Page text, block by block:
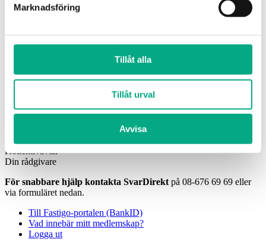
Marknadsföring
Tillåt alla
Tillåt urval
Avvisa
08-676 6900,info@fastigo.se
08-676 6969
svardirekt@fastigo.se
Linkedin-in Twitter Instagram Facebook
kontaktuppgifter till din personliga rådgivare
Kollektivavtal
Din rådgivare
För snabbare hjälp kontakta SvarDirekt på 08-676 69 69 eller
via formuläret nedan.
Till Fastigo-portalen (BankID)
Vad innebär mitt medlemskap?
Logga ut